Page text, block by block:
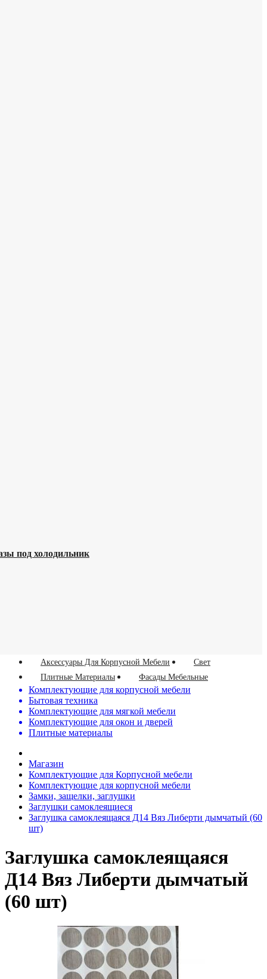
под холодильник
Аксессуары Для Корпусной Мебели
Свет
Плитные Материалы
Фасады Мебельные
Комплектующие для корпусной мебели
Бытовая техника
Комплектующие для мягкой мебели
Комплектующие для окон и дверей
Плитные материалы
Магазин
Комплектующие для Корпусной мебели
Комплектующие для корпусной мебели
Замки, защелки, заглушки
Заглушки самоклеящиеся
Заглушка самоклеящаяся Д14 Вяз Либерти дымчатый (60
шт)
Заглушка самоклеящаяся
Д14 Вяз Либерти дымчатый
(60 шт)